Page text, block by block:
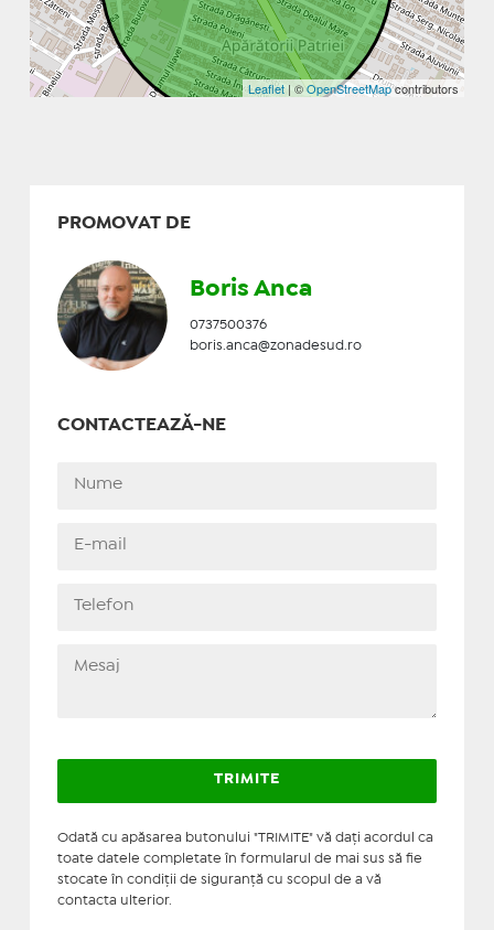
Leaflet | ©OpenStreetMapcontributors
PROMOVAT DE
Boris Anca
0737500376
boris.anca@zonadesud.ro
CONTACTEAZĂ-NE
Odată cu apăsarea butonului "TRIMITE" vă daţi acordul ca
toate datele completate în formularul de mai sus să fie
stocate în condiţii de siguranţă cu scopul de a vă
contacta ulterior.